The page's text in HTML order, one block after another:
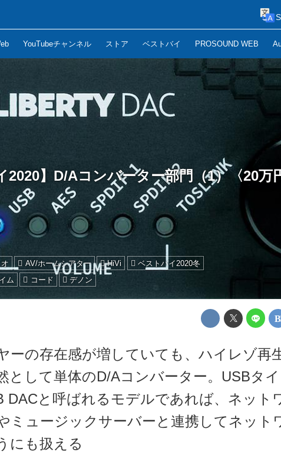
YouTubeチャンネル ストア ベストバイ PROSOUND WEB
2020】D/Aコンバーター部門（1）〈20万
AV/ホームシアター HiVi
ベストバイ2020冬
ム コード デノン
ーの存在感が増していても、ハイレゾ再
として単体のD/Aコンバーター。USBタイ
DACと呼ばれるモデルであれば、ネット
ミュージックサーバーと連携してネット
にも扱える